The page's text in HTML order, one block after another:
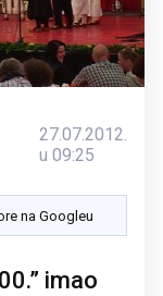
27.07.2012.
u 09:25
na Googleu
imao